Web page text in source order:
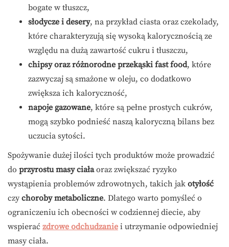
bogate w tłuszcz,
słodycze i desery, na przykład ciasta oraz czekolady,
które charakteryzują się wysoką kalorycznością ze
względu na dużą zawartość cukru i tłuszczu,
chipsy oraz różnorodne przekąski fast food, które
zazwyczaj są smażone w oleju, co dodatkowo
zwiększa ich kaloryczność,
napoje gazowane, które są pełne prostych cukrów,
mogą szybko podnieść naszą kaloryczną bilans bez
uczucia sytości.
Spożywanie dużej ilości tych produktów może prowadzić
do przyrostu masy ciałaoraz zwiększać ryzyko
wystąpienia problemów zdrowotnych, takich jak otyłość
czy choroby metaboliczne. Dlatego warto pomyśleć o
ograniczeniu ich obecności w codziennej diecie, aby
wspierać zdrowe odchudzanie i utrzymanie odpowiedniej
masy ciała.